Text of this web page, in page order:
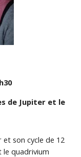
de Jupiter et le
son cycle de 12
le quadrivium